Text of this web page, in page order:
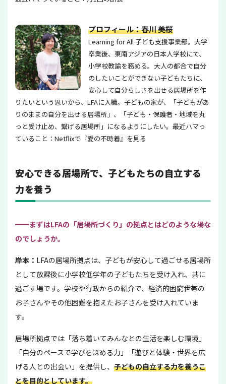
プロフィール：春川 美桜
Learning for All 子ども支援事業部。大学
卒業後、東南アジアの日本人学校にて、
小学校教諭を務める。大人の都合で自分
のしたいことができない子どもたちに、
安心して自分らしさを出せる居場所を作
りたいという思いから、LFAに入職。子どもの家が、「子どもがあ
りのままの自分を出せる居場所」、「子ども・保護者・地域を丸
っと受け止め、繋げる居場所」になるようにしたい。最近ハマっ
ていること：Netflixで『愛の不時着』を見る
安心できる居場所で、子どもたちの自立する
力を養う
━━まずはLFAの「居場所づくり」の拠点とはどのような場な
のでしょうか。
岸本： LFAの居場所拠点は、子どもが安心して過ごせる居場所
として放課後に小学校低学年の子どもたちを受け入れ、共に
過ごす場です。学校や行政からの紹介で、経済的困窮世帯の
お子さんやその他困難を抱えたお子さんを受け入れていま
す。
居場所拠点では「落ち着いてみんなとの生活を楽しむ環境」
「自分のペースで学びを深める力」「遊びと体験・世界を広
げる人との出会い」を提供し、 子どもの自立する力を養うこ
とを目的としています。